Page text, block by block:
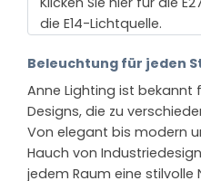
die E14-Lichtquelle.
Beleuchtung für jeden
Anne Lighting ist bekannt
Designs, die zu
Von elegant bis modern
Hauch von
jedem Raum eine stilvolle